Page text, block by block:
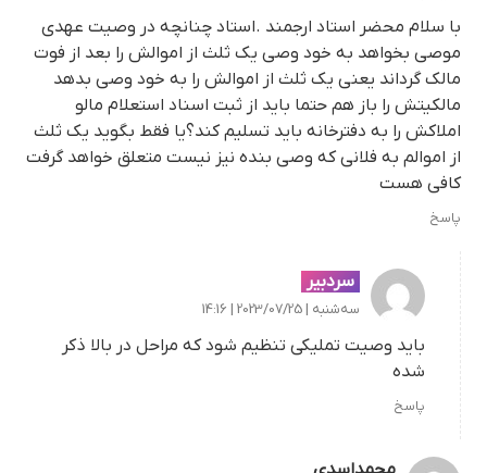
با سلام محضر استاد ارجمند .استاد چنانچه در وصیت عهدی
موصی بخواهد به خود وصی یک ثلث از اموالش را بعد از فوت
مالک گرداند یعنی یک ثلث از اموالش را به خود وصی بدهد
مالکیتش را باز هم حتما باید از ثبت اسناد استعلام مالو
املاکش را به دفترخانه باید تسلیم کند؟یا فقط بگوید یک ثلث
از اموالم به فلانی که وصی بنده نیز نیست متعلق خواهد گرفت
کافی هست
پاسخ
سردبیر
سه‌شنبه | 2023/07/25 | 14:16
باید وصیت تملیکی تنظیم شود که مراحل در بالا ذکر
شده
پاسخ